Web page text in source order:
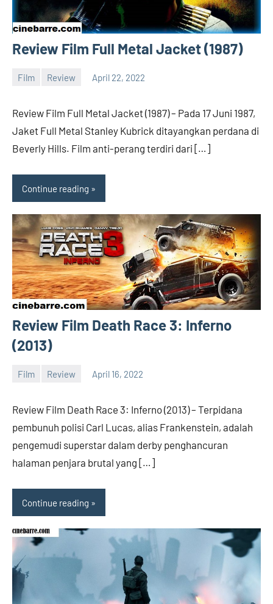
Review Film Full Metal Jacket (1987)
Film Review April 22, 2022
Review Film Full Metal Jacket (1987) – Pada 17 Juni 1987,
Jaket Full Metal Stanley Kubrick ditayangkan perdana di
Beverly Hills. Film anti-perang terdiri dari […]
Continue reading
Review Film Death Race 3: Inferno
(2013)
Film Review April 16, 2022
Review Film Death Race 3: Inferno (2013) – Terpidana
pembunuh polisi Carl Lucas, alias Frankenstein, adalah
pengemudi superstar dalam derby penghancuran
halaman penjara brutal yang […]
Continue reading